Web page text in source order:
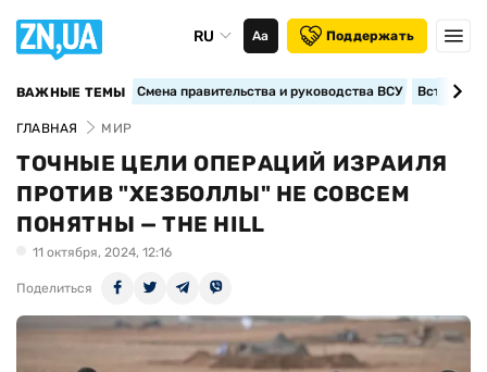
RU Аа Поддержать
ВАЖНЫЕ ТЕМЫ Смена правительства и руководства ВСУ
ГЛАВНАЯ МИР
ТОЧНЫЕ ЦЕЛИ ОПЕРАЦИЙ ИЗРАИЛЯ
ПРОТИВ "ХЕЗБОЛЛЫ" НЕ СОВСЕМ
ПОНЯТНЫ — THE HILL
11 октября, 2024, 12:16
Поделиться